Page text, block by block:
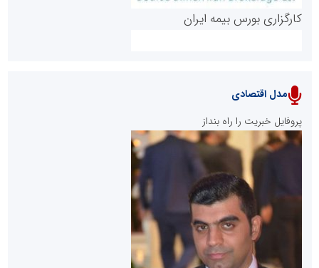
پایگاه خبری نهضت ملی مسکن
کارگزاری بورس بیمه ایران
سازمان بورس و اوراق بهادار
مرجع اخبار موثق در بازارسرمایه
مدل اقتصادی
پروفایل خبریت را راه بنداز